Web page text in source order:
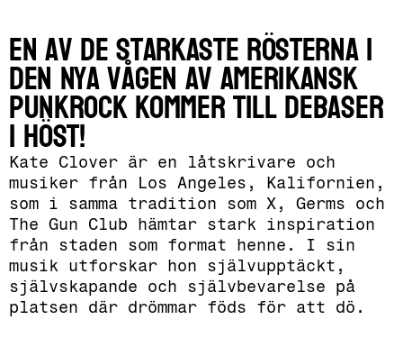
En av de starkaste rösterna i
den nya vågen av amerikansk
punkrock kommer till Debaser
i höst!
Kate Clover är en låtskrivare och
musiker från Los Angeles, Kalifornien,
som i samma tradition som X, Germs och
The Gun Club hämtar stark inspiration
från staden som format henne. I sin
musik utforskar hon självupptäckt,
självskapande och självbevarelse på
platsen där drömmar föds för att dö.